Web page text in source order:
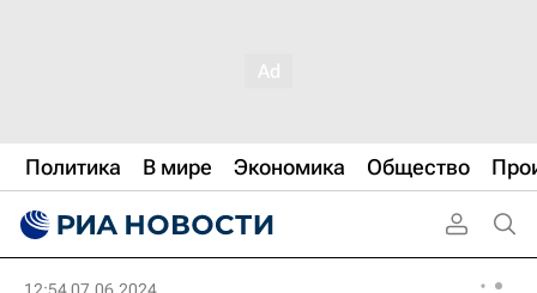
Политика В мире Экономика Общество